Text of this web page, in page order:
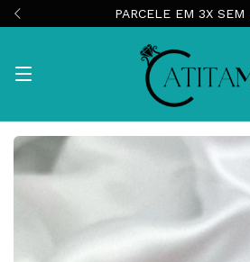
PARCELE EM 3X SEM